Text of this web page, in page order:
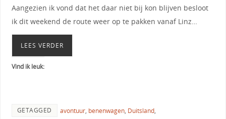
Aangezien ik vond dat het daar niet bij kon blijven besloot
ik dit weekend de route weer op te pakken vanaf Linz…
LEES VERDER
Vind ik leuk:
GETAGGED avontuur, benenwagen, Duitsland,